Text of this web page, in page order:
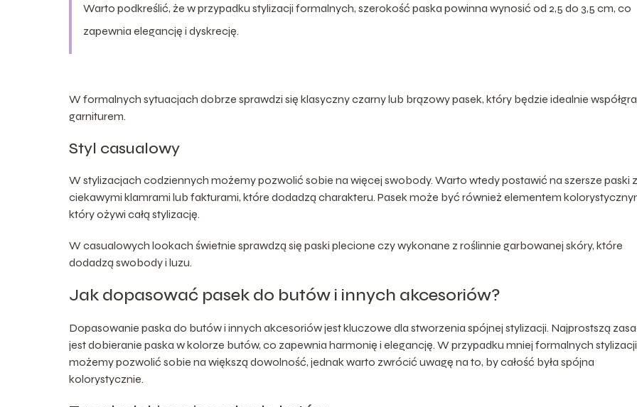
Warto podkreślić, że w przypadku stylizacji formalnych, szerokość paska powinna wynosić od 2,5 do 3,5 cm, co
zapewnia elegancję i dyskrecję.
W formalnych sytuacjach dobrze sprawdzi się klasyczny czarny lub brązowy pasek, który będzie idealnie
garniturem.
Styl casualowy
W stylizacjach codziennych możemy pozwolić sobie na więcej swobody. Warto wtedy postawić na szersze paski z
ciekawymi klamrami lub fakturami, które dodadzą charakteru. Pasek może być również elementem
który ożywi całą stylizację.
W casualowych lookach świetnie sprawdzą się paski plecione czy wykonane z roślinnie garbowanej skóry, które
dodadzą swobody i luzu.
Jak dopasować pasek do butów i innych akcesoriów?
Dopasowanie paska do butów i innych akcesoriów jest kluczowe dla stworzenia spójnej stylizacji. Najprostszą
jest dobieranie paska w kolorze butów, co zapewnia harmonię i elegancję. W przypadku mniej formalnych stylizacji
możemy pozwolić sobie na większą dowolność, jednak warto zwrócić uwagę na to, by całość była spójna
kolorystycznie.